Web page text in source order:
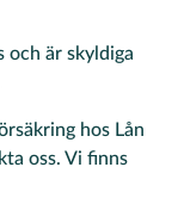
och är skyldiga
hos Lån
oss. Vi finns